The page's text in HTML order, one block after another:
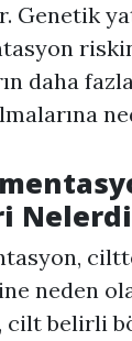
Genetik
daha
,
neden
cilt belirli